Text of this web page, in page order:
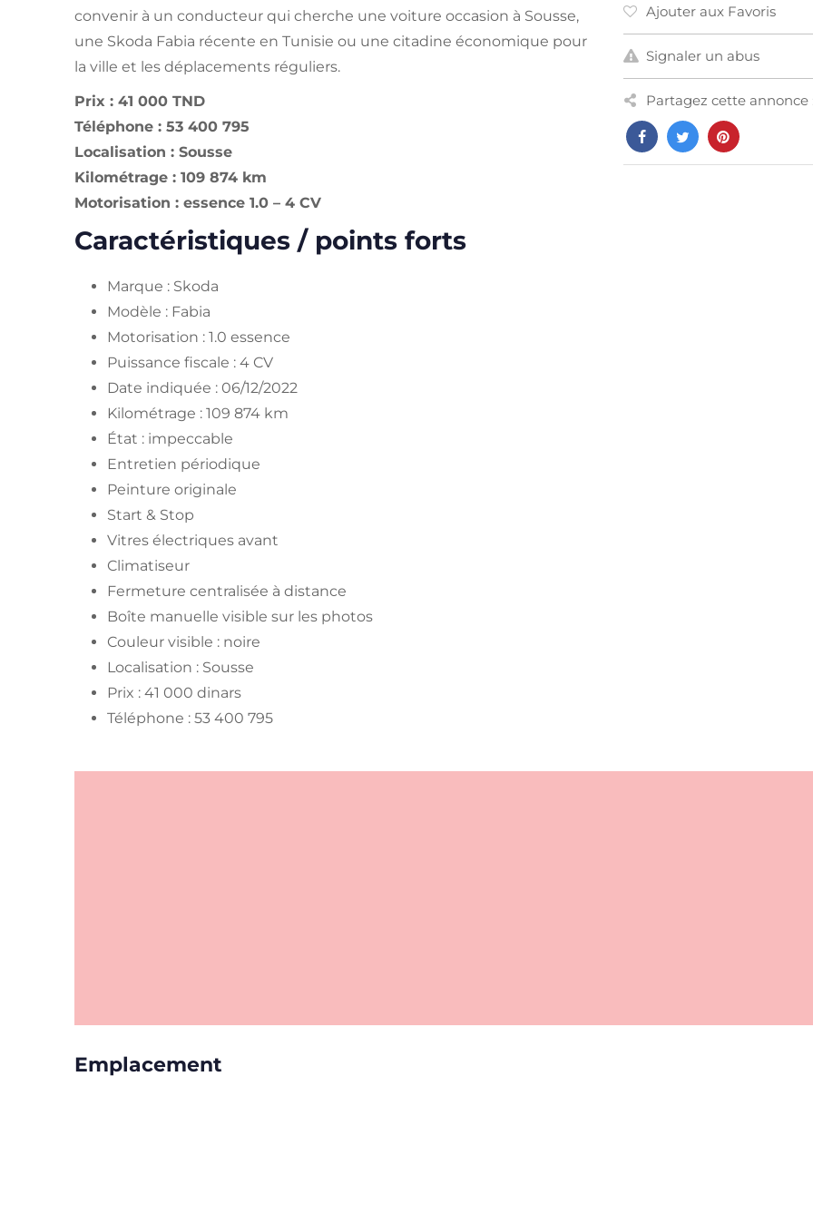
convenir à un conducteur qui cherche une voiture occasion à Sousse,
une Skoda Fabia récente en Tunisie ou une citadine économique pour
la ville et les déplacements réguliers.
Prix : 41 000 TND
Téléphone : 53 400 795
Localisation : Sousse
Kilométrage : 109 874 km
Motorisation : essence 1.0 – 4 CV
Caractéristiques / points forts
Marque : Skoda
Modèle : Fabia
Motorisation : 1.0 essence
Puissance fiscale : 4 CV
Date indiquée : 06/12/2022
Kilométrage : 109 874 km
État : impeccable
Entretien périodique
Peinture originale
Start & Stop
Vitres électriques avant
Climatiseur
Fermeture centralisée à distance
Boîte manuelle visible sur les photos
Couleur visible : noire
Localisation : Sousse
Prix : 41 000 dinars
Téléphone : 53 400 795
Ajouter aux Favoris
Signaler un abus
Partagez cette annonce
Emplacement